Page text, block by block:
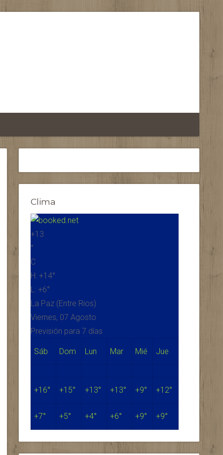
Clima
+13
°
C
H: +14°
L: +6°
La Paz (Entre Rios)
Viernes, 07 Agosto
Previsión para 7 días
Sáb Dom Lun Mar Mié Jue
+16° +15° +13° +13° +9° +12°
+7° +5° +4° +6° +9° +9°